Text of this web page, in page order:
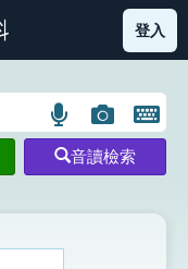
部首索引表圖示
登入
語
言
搜
示
圖
片
搜
開
鍵
圖
音讀檢索